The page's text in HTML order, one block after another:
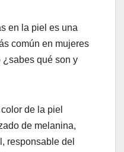
en la piel es una
común en mujeres
¿sabes qué son y
de la piel
de melanina,
responsable del